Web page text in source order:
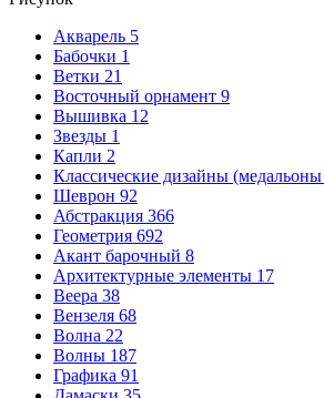
Акварель 5
Бабочки 1
Ветки 21
Восточный орнамент 9
Вышивка 12
Звезды 1
Капли 2
Классические дизайны
Шеврон 92
Абстракция 366
Геометрия 692
Акант барочный 8
Архитектурные элементы 17
Веера 38
Вензеля 68
Волна 22
Волны 187
Графика 91